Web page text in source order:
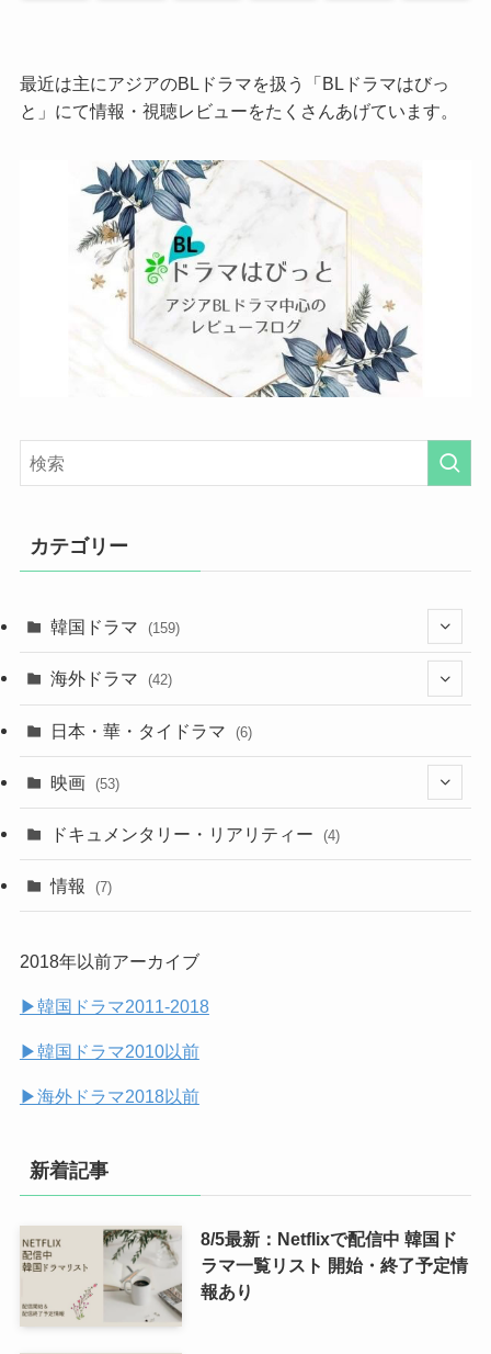
最近は主にアジアのBLドラマを扱う「BLドラマはびっ
と」にて情報・視聴レビューをたくさんあげています。
カテゴリー
韓国ドラマ (159)
(25)
(27)
(32)
(25)
海外ドラマ (42)
(7)
日本・華・タイドラマ (6)
映画 (53)
(9)
(14)
(7)
ドキュメンタリー・リアリティー (4)
情報 (7)
2018年以前アーカイブ
▶︎韓国ドラマ2011-2018
▶︎韓国ドラマ2010以前
▶︎海外ドラマ2018以前
新着記事
8/5最新：Netflixで配信中 韓国ド
ラマ一覧リスト 開始・終了予定情
報あり